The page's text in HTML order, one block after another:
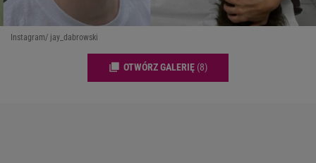
Instagram/ jay_dabrowski
OTWÓRZ GALERIĘ (8)